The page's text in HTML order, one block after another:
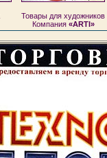
Товары для художников
Компания «ARTI»